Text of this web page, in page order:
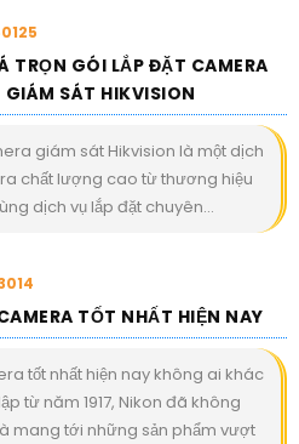
TRỌN GÓI LẮP ĐẶT CAMERA
GIÁM SÁT HIKVISION
giám sát Hikvision là một dịch
chất lượng cao từ thương hiệu
dịch vụ lắp đặt chuyên...
TỐT NHẤT HIỆN NAY
tốt nhất hiện nay không ai khác
từ năm 1917, Nikon đã không
mang tới những sản phẩm vượt